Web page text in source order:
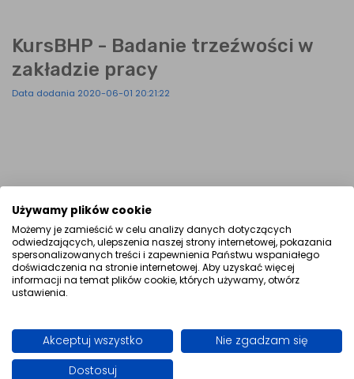
KursBHP - Badanie trzeźwości w
zakładzie pracy
Data dodania 2020-06-01 20:21:22
Używamy plików cookie
Możemy je zamieścić w celu analizy danych dotyczących
odwiedzających, ulepszenia naszej strony internetowej, pokazania
spersonalizowanych treści i zapewnienia Państwu wspaniałego
doświadczenia na stronie internetowej. Aby uzyskać więcej
informacji na temat plików cookie, których używamy, otwórz
ustawienia.
Akceptuj wszystko
Nie zgadzam się
Dostosuj